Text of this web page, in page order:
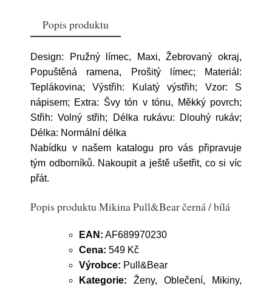
Popis produktu
Design: Pružný límec, Maxi, Žebrovaný okraj,
Popuštěná ramena, Prošitý límec; Materiál:
Teplákovina; Výstřih: Kulatý výstřih; Vzor: S
nápisem; Extra: Švy tón v tónu, Měkký povrch;
Střih: Volný střih; Délka rukávu: Dlouhý rukáv;
Délka: Normální délka
Nabídku v našem katalogu pro vás připravuje
tým odborníků. Nakoupit a ještě ušetřit, co si víc
přát.
Popis produktu Mikina Pull&Bear černá / bílá
EAN: AF689970230
Cena: 549 Kč
Výrobce: Pull&Bear
Kategorie: Ženy, Oblečení, Mikiny,